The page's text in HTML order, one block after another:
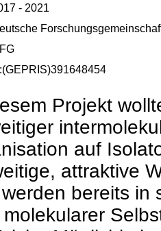
- 2021
Projekt
auf
attraktive
bereits in